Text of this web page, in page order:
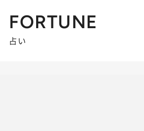
FORTUNE
占い